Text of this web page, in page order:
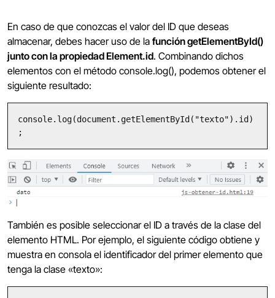
En caso de que conozcas el valor del ID que deseas
almacenar, debes hacer uso de la función getElementById()
junto con la propiedad Element.id. Combinando dichos
elementos con el método console.log(), podemos obtener el
siguiente resultado:
console.log(document.getElementById("texto").id)
;
También es posible seleccionar el ID a través de la clase del
elemento HTML. Por ejemplo, el siguiente código obtiene y
muestra en consola el identificador del primer elemento que
tenga la clase «texto»: